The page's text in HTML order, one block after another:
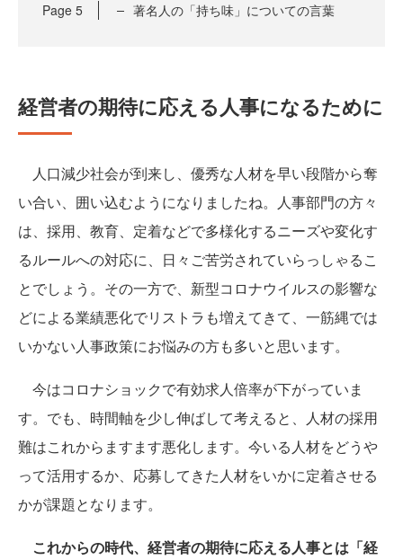
Page 5 著名人の「持ち味」についての言葉
経営者の期待に応える人事になるために
人口減少社会が到来し、優秀な人材を早い段階から奪
い合い、囲い込むようになりましたね。人事部門の方々
は、採用、教育、定着などで多様化するニーズや変化す
るルールへの対応に、日々ご苦労されていらっしゃるこ
とでしょう。その一方で、新型コロナウイルスの影響な
どによる業績悪化でリストラも増えてきて、一筋縄では
いかない人事政策にお悩みの方も多いと思います。
今はコロナショックで有効求人倍率が下がっていま
す。でも、時間軸を少し伸ばして考えると、人材の採用
難はこれからますます悪化します。今いる人材をどうや
って活用するか、応募してきた人材をいかに定着させる
かが課題となります。
これからの時代、経営者の期待に応える人事とは「経